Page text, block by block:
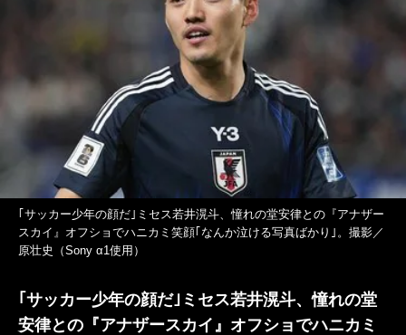
｢サッカー少年の顔だ｣ミセス若井滉斗、憧れの堂安律との『アナザー
スカイ』オフショでハニカミ笑顔｢なんか泣ける写真ばかり｣。撮影／
原壮史（Sony α1使用）
｢サッカー少年の顔だ｣ミセス若井滉斗、憧れの堂
安律との『アナザースカイ』オフショでハニカミ